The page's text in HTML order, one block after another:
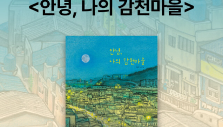
어 본들 무슨 소용이 있겠는가. 자치 습관을 완전히 포기한 사람들이
그들의 통치자를 적절히 선출할 수 있으리라고는 도저히 생각할 수
없다. 그리고 비굴할 정도로 복종만 일삼는 국민이 선거를 통해 자유
롭고 지혜로우며 정력적인 정부를 만들 수 있다는 것도 어처구니없는
생각이다.'오늘날 우리의 모습 아닐까. 지방자치제가 시행되고 있다
하나 자립률이 저조한 대다수의 지방자치단체는 중앙 정부의 교부금
에 의존할 수 밖에 없고 굴종 또는 타협할 수 밖에 없다. 게다가 사람
들은 자기 지역의 이야기보다는 중앙정치에서 어떤 일이 벌어지고 있
는지에 더 관심이 많다. 그만큼 지방이 중앙에 예속되어 있다는 이야
이면에 그림자처럼 작은 '부질'이 생긴다. 그걸로 부질없는 것이 부질
있는 것이 되지는 않지만, 가끔 그 그림자 안에 들어 우리는 조그마한
사탕을 아껴 먹듯이 삶의 의미를 한번씩 핥아보곤 하는 것이겠다. 4.
나는 어디서 살았으며 무엇을 위해 살았는가: 소로의 여러 글들 가운
데 명문장들을 뽑아와 일정 기준으로 배치한 책이다. 최소한 나에게
는 소로의 글로 이런 책을 만드는 것이 의미가 없는 게, 월든만 해도
첫 문장부터 마지막 문장까지 다 명문장이라 한 문장 뺄라치면 갈비
뼈를 빼는 기분이라..... 5. 아바나의 시민들: 카메라엔 카메라의 일이,
눈에는 눈의 일이 있다. 두 개의 렌즈는 때로는 서로 돕고 떄로는 다투